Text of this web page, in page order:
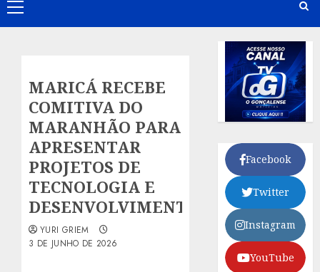
Primary
Menu
MARICÁ RECEBE
COMITIVA DO
MARANHÃO PARA
APRESENTAR
PROJETOS DE
TECNOLOGIA E
DESENVOLVIMENTO
YURI GRIEM
3 DE JUNHO DE 2026
Facebook
Twitter
Instagram
YouTube